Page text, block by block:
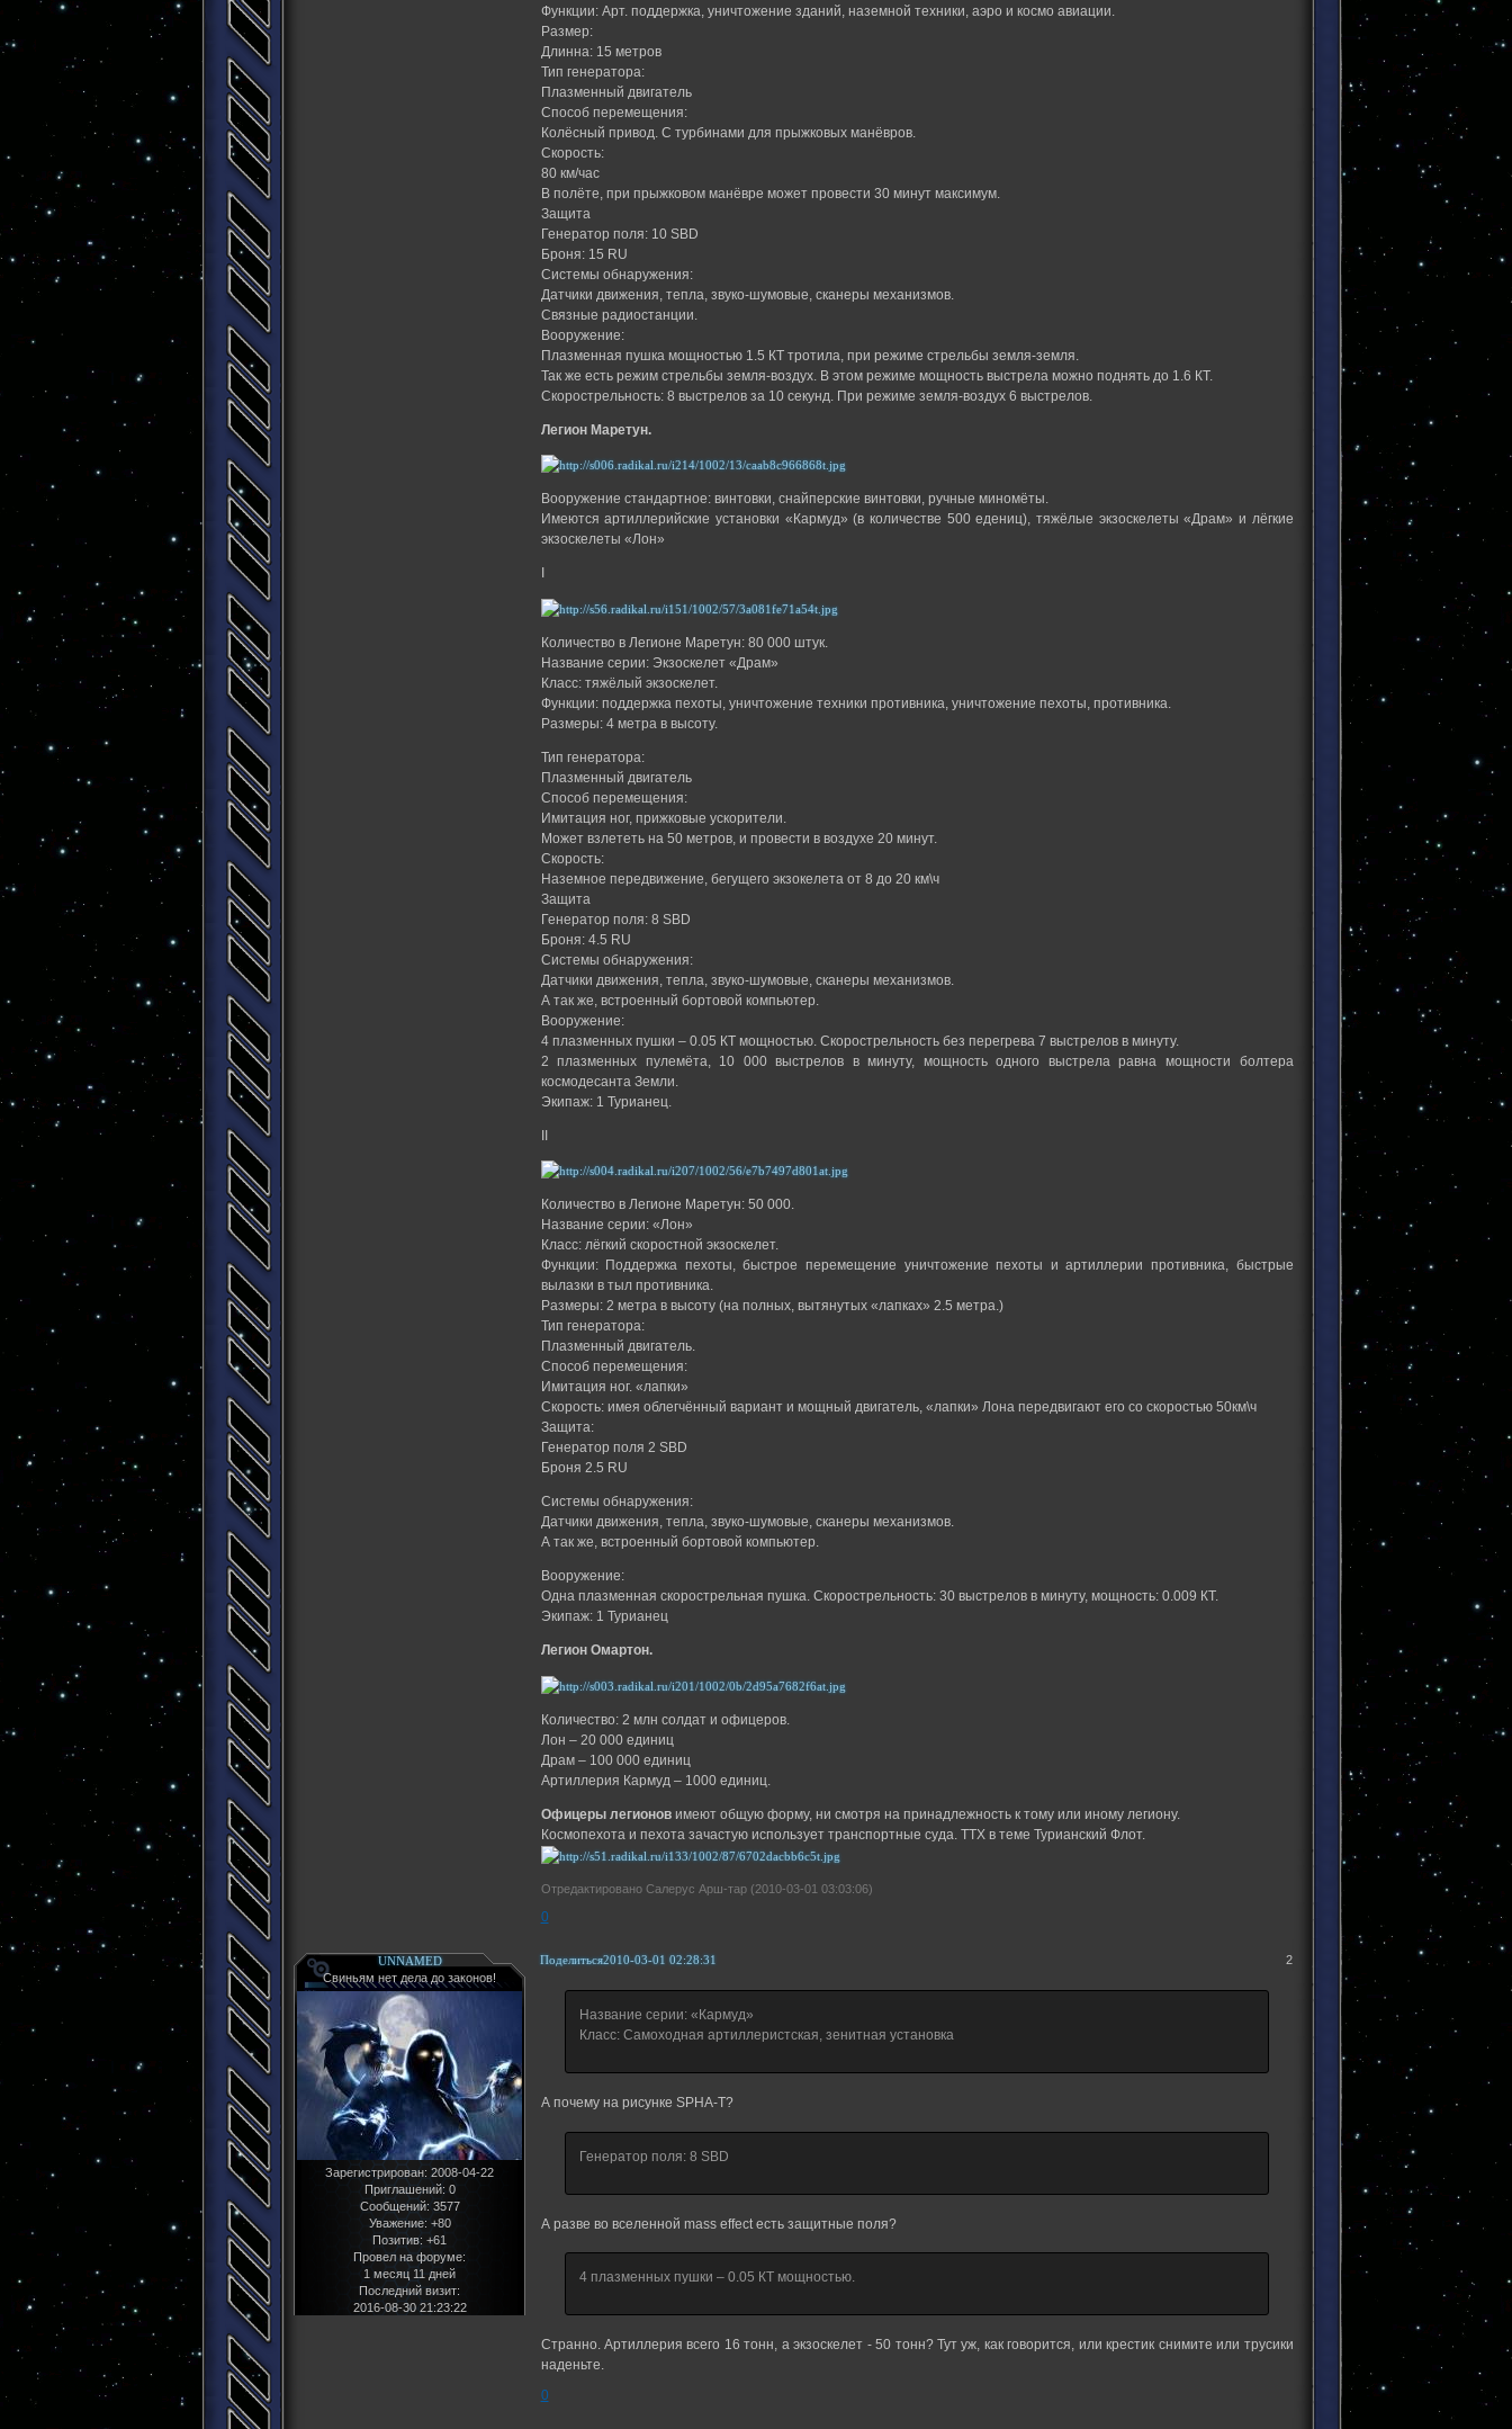
Функции: Арт. поддержка, уничтожение зданий, наземной техники, аэро и космо авиации.
Размер:
Длинна: 15 метров
Тип генератора:
Плазменный двигатель
Способ перемещения:
Колёсный привод. С турбинами для прыжковых манёвров.
Скорость:
80 км/час
В полёте, при прыжковом манёвре может провести 30 минут максимум.
Защита
Генератор поля: 10 SBD
Броня: 15 RU
Системы обнаружения:
Датчики движения, тепла, звуко-шумовые, сканеры механизмов.
Связные радиостанции.
Вооружение:
Плазменная пушка мощностью 1.5 КТ тротила, при режиме стрельбы земля-земля.
Так же есть режим стрельбы земля-воздух. В этом режиме мощность выстрела можно поднять до 1.6 КТ.
Скорострельность: 8 выстрелов за 10 секунд. При режиме земля-воздух 6 выстрелов.
Легион Маретун.
Вооружение стандартное: винтовки, снайперские винтовки, ручные миномёты.
Имеются артиллерийские установки «Кармуд» (в количестве 500 едениц), тяжёлые экзоскелеты «Драм» и лёгкие
экзоскелеты «Лон»
Количество в Легионе Маретун: 80 000 штук.
Название серии: Экзоскелет «Драм»
Класс: тяжёлый экзоскелет.
Функции: поддержка пехоты, уничтожение техники противника, уничтожение пехоты, противника.
Размеры: 4 метра в высоту.
Тип генератора:
Плазменный двигатель
Способ перемещения:
Имитация ног, прижковые ускорители.
Может взлететь на 50 метров, и провести в воздухе 20 минут.
Скорость:
Наземное передвижение, бегущего экзокелета от 8 до 20 км\ч
Защита
Генератор поля: 8 SBD
Броня: 4.5 RU
Системы обнаружения:
Датчики движения, тепла, звуко-шумовые, сканеры механизмов.
А так же, встроенный бортовой компьютер.
Вооружение:
4 плазменных пушки – 0.05 КТ мощностью. Скорострельность без перегрева 7 выстрелов в минуту.
2 плазменных пулемёта, 10 000 выстрелов в минуту, мощность одного выстрела равна мощности болтера
космодесанта Земли.
Экипаж: 1 Турианец.
II
Количество в Легионе Маретун: 50 000.
Название серии: «Лон»
Класс: лёгкий скоростной экзоскелет.
Функции: Поддержка пехоты, быстрое перемещение уничтожение пехоты и артиллерии противника, быстрые
вылазки в тыл противника.
Размеры: 2 метра в высоту (на полных, вытянутых «лапках» 2.5 метра.)
Тип генератора:
Плазменный двигатель.
Способ перемещения:
Имитация ног. «лапки»
Скорость: имея облегчённый вариант и мощный двигатель, «лапки» Лона передвигают его со скоростью 50км\ч
Защита:
Генератор поля 2 SBD
Броня 2.5 RU
Системы обнаружения:
Датчики движения, тепла, звуко-шумовые, сканеры механизмов.
А так же, встроенный бортовой компьютер.
Вооружение:
Одна плазменная скорострельная пушка. Скорострельность: 30 выстрелов в минуту, мощность: 0.009 КТ.
Экипаж: 1 Турианец
Легион Омартон.
Количество: 2 млн солдат и офицеров.
Лон – 20 000 единиц
Драм – 100 000 единиц
Артиллерия Кармуд – 1000 единиц.
Офицеры легионовимеют общую форму, ни смотря на принадлежность к тому или иному легиону.
Космопехота и пехота зачастую использует транспортные суда. ТТХ в теме Турианский Флот.
Отредактировано Салерус Арш-тар (2010-03-01 03:03:06)
0
Поделиться 2
2010-03-01 02:28:31
UNNAMED
Свиньям нет дела до законов!
Зарегистрирован: 2008-04-22
Приглашений: 0
Сообщений: 3577
Уважение: +80
Позитив: +61
Провел на форуме:
1 месяц 11 дней
Последний визит:
2016-08-30 21:23:22
Название серии: «Кармуд»
Класс: Самоходная артиллеристская, зенитная установка
А почему на рисунке SPHA-T?
Генератор поля: 8 SBD
А разве во вселенной mass effect есть защитные поля?
4 плазменных пушки – 0.05 КТ мощностью.
Странно. Артиллерия всего 16 тонн, а экзоскелет - 50 тонн? Тут уж, как говорится, или крестик снимите или трусики
наденьте.
0